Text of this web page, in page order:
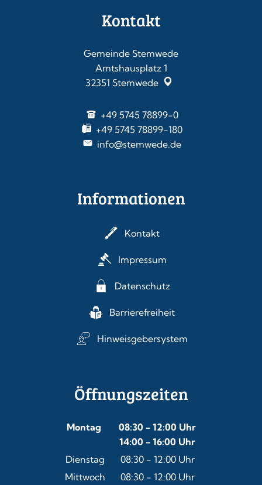
Kontakt
Gemeinde Stemwede
Amtshausplatz 1
32351 Stemwede
+49 5745 78899-0
+49 5745 78899-180
info@stemwede.de
Informationen
Kontakt
Impressum
Datenschutz
Barrierefreiheit
Hinweisgebersystem
Öffnungszeiten
Montag 08:30 - 12:00 Uhr
Von 08:30 bis 12:00 Uhr
14:00 - 16:00 Uhr
Von 14:00 bis 16:00 Uhr
Dienstag 08:30- 12:00Uhr
Von 08:30 bis 12:00 Uhr
Mittwoch 08:30- 12:00Uhr